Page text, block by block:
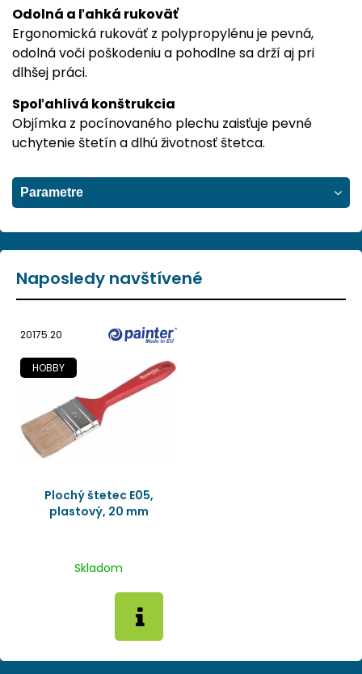
Odolná a ľahká rukoväť
Ergonomická rukoväť z polypropylénu je pevná,
odolná voči poškodeniu a pohodlne sa drží aj pri
dlhšej práci.
Spoľahlivá konštrukcia
Objímka z pocínovaného plechu zaisťuje pevné
uchytenie štetín a dlhú životnosť štetca.
Parametre
Naposledy navštívené
20175.20
HOBBY
Plochý štetec E05,
plastový, 20 mm
Skladom